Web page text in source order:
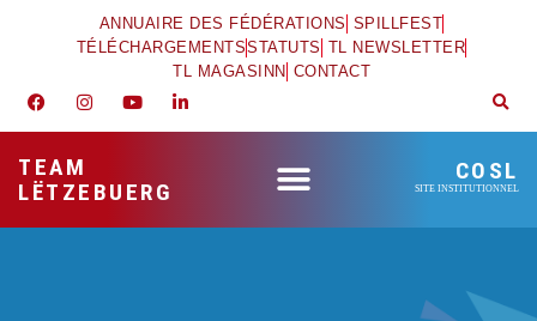
ANNUAIRE DES FÉDÉRATIONS SPILLFEST
TÉLÉCHARGEMENTSSTATUTS TL NEWSLETTER
TL MAGASINN CONTACT
TEAM
LËTZEBUERG
COSL
SITE INSTITUTIONNEL